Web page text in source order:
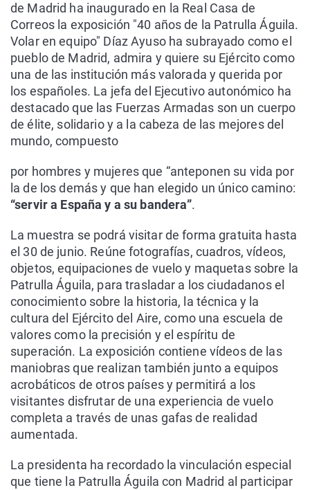
de Madrid ha inaugurado en la Real Casa de
Correos la exposición "40 años de la Patrulla Águila.
Volar en equipo" Díaz Ayuso ha subrayado como el
pueblo de Madrid, admira y quiere su Ejército como
una de las institución más valorada y querida por
los españoles. La jefa del Ejecutivo autonómico ha
destacado que las Fuerzas Armadas son un cuerpo
de élite, solidario y a la cabeza de las mejores del
mundo, compuesto
por hombres y mujeres que “anteponen su vida por
la de los demás y que han elegido un único camino:
“servir a España y a su bandera”.
La muestra se podrá visitar de forma gratuita hasta
el 30 de junio. Reúne fotografías, cuadros, vídeos,
objetos, equipaciones de vuelo y maquetas sobre la
Patrulla Águila, para trasladar a los ciudadanos el
conocimiento sobre la historia, la técnica y la
cultura del Ejército del Aire, como una escuela de
valores como la precisión y el espíritu de
superación. La exposición contiene vídeos de las
maniobras que realizan también junto a equipos
acrobáticos de otros países y permitirá a los
visitantes disfrutar de una experiencia de vuelo
completa a través de unas gafas de realidad
aumentada.
La presidenta ha recordado la vinculación especial
que tiene la Patrulla Águila con Madrid al participar